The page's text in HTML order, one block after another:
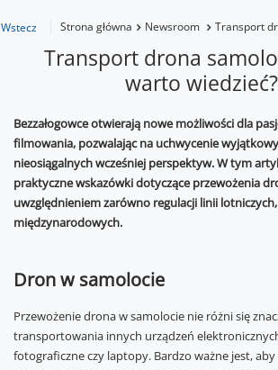
Wstecz Strona główna Newsroom Transport
Transport drona
warto wiedzieć?
Bezzałogowce otwierają nowe możliwości dla
filmowania, pozwalając na uchwycenie
nieosiągalnych wcześniej perspektyw. W tym
praktyczne wskazówki dotyczące przewożenia
uwzględnieniem zarówno regulacji linii
międzynarodowych.
Dron w samolocie
Przewożenie drona w samolocie nie różni się
transportowania innych urządzeń
fotograficzne czy laptopy. Bardzo ważne jest, aby